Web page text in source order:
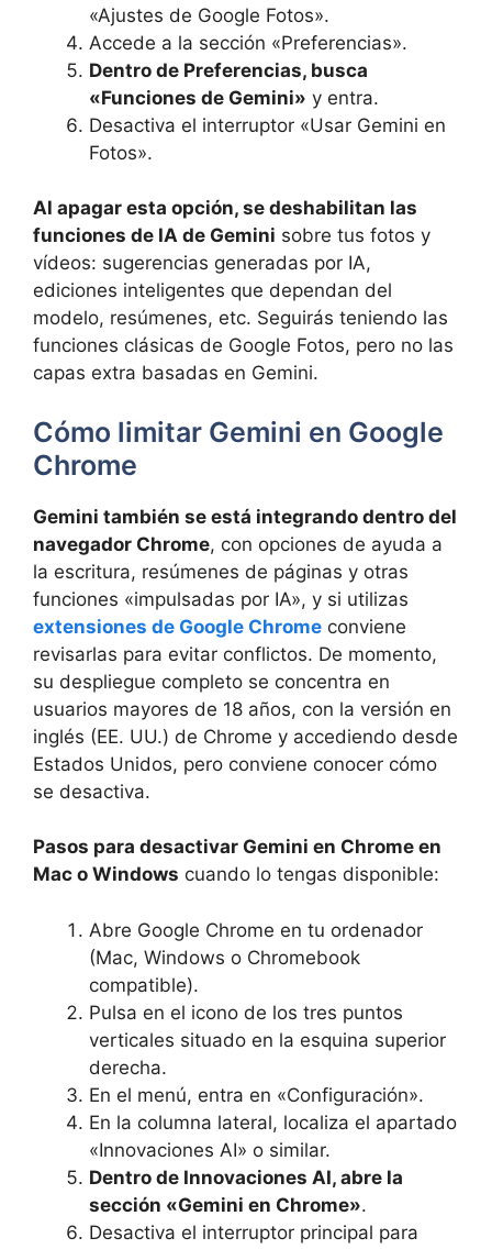
«Ajustes de Google Fotos».
Accede a la sección «Preferencias».
Dentro de Preferencias, busca
«Funciones de Gemini» y entra.
Desactiva el interruptor «Usar Gemini en
Fotos».
Al apagar esta opción, se deshabilitan las
funciones de IA de Gemini sobre tus fotos y
vídeos: sugerencias generadas por IA,
ediciones inteligentes que dependan del
modelo, resúmenes, etc. Seguirás teniendo las
funciones clásicas de Google Fotos, pero no las
capas extra basadas en Gemini.
Cómo limitar Gemini en Google
Chrome
Gemini también se está integrando dentro del
navegador Chrome, con opciones de ayuda a
la escritura, resúmenes de páginas y otras
funciones «impulsadas por IA», y si utilizas
extensiones de Google Chrome conviene
revisarlas para evitar conflictos. De momento,
su despliegue completo se concentra en
usuarios mayores de 18 años, con la versión en
inglés (EE. UU.) de Chrome y accediendo desde
Estados Unidos, pero conviene conocer cómo
se desactiva.
Pasos para desactivar Gemini en Chrome en
Mac o Windows cuando lo tengas disponible:
Abre Google Chrome en tu ordenador
(Mac, Windows o Chromebook
compatible).
Pulsa en el icono de los tres puntos
verticales situado en la esquina superior
derecha.
En el menú, entra en «Configuración».
En la columna lateral, localiza el apartado
«Innovaciones AI» o similar.
Dentro de Innovaciones AI, abre la
sección «Gemini en Chrome».
Desactiva el interruptor principal para